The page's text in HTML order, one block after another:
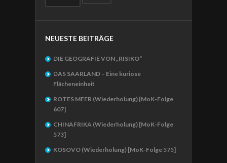
NEUESTE BEITRÄGE
DIE GEOGRAFIE VON „RISIKO“
DAS SAARLAND – Eine kuriose
Flächeneinheit
ROTES MEER (Wiederholung) [MoK-Folge
607]
CHINAFRIKA (Wiederholung) [MoK-Folge
573]
KOSOVO (Wiederholung) [MoK-Folge 575]